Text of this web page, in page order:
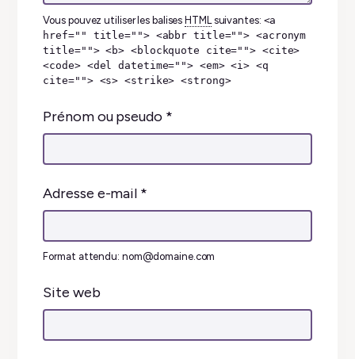
Vous pouvez utiliser les balisesHTML suivantes: <a
href="" title=""> <abbr title=""> <acronym
title=""> <b> <blockquote cite=""> <cite>
<code> <del datetime=""> <em> <i> <q
cite=""> <s> <strike> <strong>
Prénom ou pseudo *
Adresse e-mail *
Format attendu: nom@domaine.com
Site web